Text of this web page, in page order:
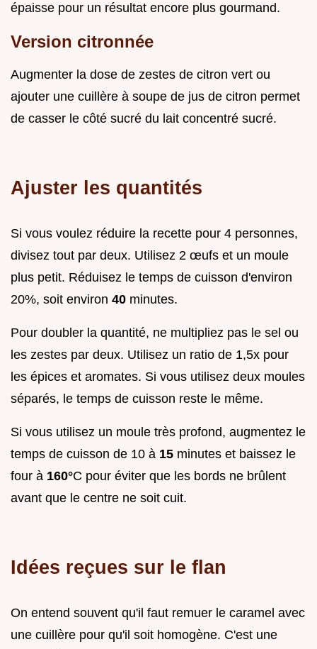
épaisse pour un résultat encore plus gourmand.
Version citronnée
Augmenter la dose de zestes de citron vert ou
ajouter une cuillère à soupe de jus de citron permet
de casser le côté sucré du lait concentré sucré.
Ajuster les quantités
Si vous voulez réduire la recette pour 4 personnes,
divisez tout par deux. Utilisez 2 œufs et un moule
plus petit. Réduisez le temps de cuisson d'environ
20%, soit environ 40 minutes.
Pour doubler la quantité, ne multipliez pas le sel ou
les zestes par deux. Utilisez un ratio de 1,5x pour
les épices et aromates. Si vous utilisez deux moules
séparés, le temps de cuisson reste le même.
Si vous utilisez un moule très profond, augmentez le
temps de cuisson de 10 à 15 minutes et baissez le
four à 160°C pour éviter que les bords ne brûlent
avant que le centre ne soit cuit.
Idées reçues sur le flan
On entend souvent qu'il faut remuer le caramel avec
une cuillère pour qu'il soit homogène. C'est une